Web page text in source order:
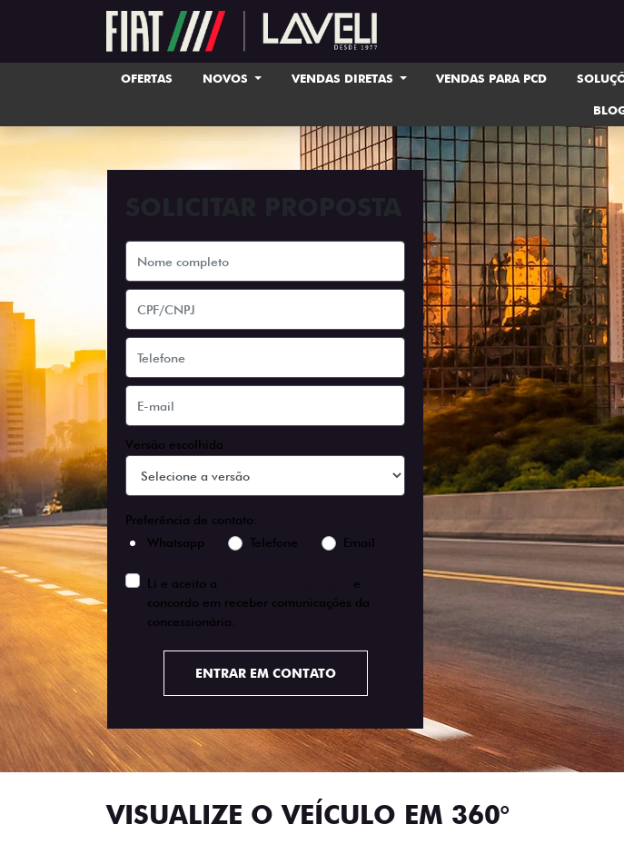
OFERTAS NOVOS VENDAS DIRETAS VENDAS PARA PCD
Versão escolhida
Preferência de contato:
Whatsapp
Telefone Email
Li e aceito a
e
concordo em receber comunicações da
concessionária.
ENTRAR EM CONTATO
VISUALIZE O VEÍCULO EM 360°